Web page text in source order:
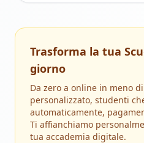
Trasforma la tua
giorno
Da zero a online in meno
personalizzato, studenti
automaticamente,
Ti affianchiamo
tua accademia digitale.